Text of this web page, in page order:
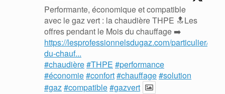
Performante, économique et compatible
avec le gaz vert : la chaudière THPE 🔝Les
offres pendant le Mois du chauffage ➡️
https://lesprofessionnelsdugaz.com/particulier/
du-chauf...
#chaudière#THPE #performance
#économie#confort#chauffage#solution
#gaz#compatible#gazvert